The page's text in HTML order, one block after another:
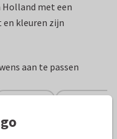
met een
kleuren zijn
aan te passen
Nederland Groeten uit...